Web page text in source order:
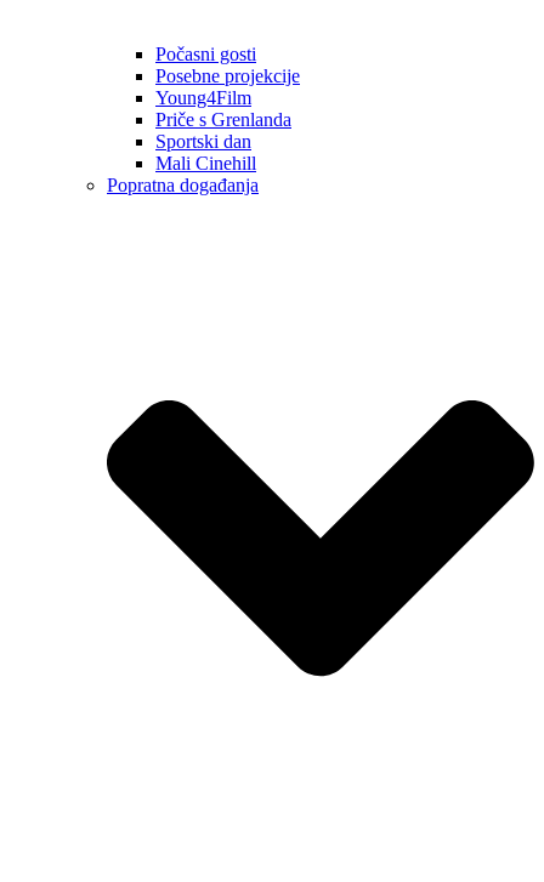
Počasni gosti
Posebne projekcije
Young4Film
Priče s Grenlanda
Sportski dan
Mali Cinehill
Popratna događanja